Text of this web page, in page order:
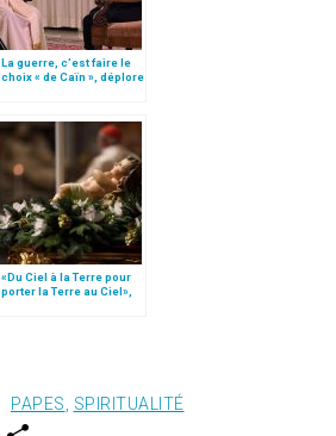
La guerre, c’est faire le
choix « de Caïn », déplore
«Du Ciel à la Terre pour
porter la Terre au Ciel»,
PAPES, SPIRITUALITÉ